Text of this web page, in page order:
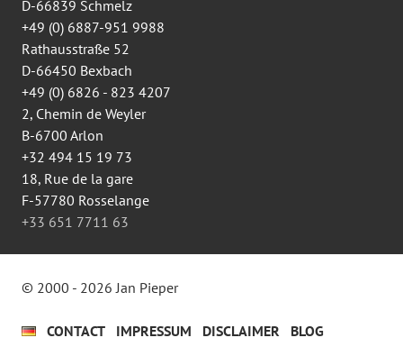
D-66839 Schmelz
+49 (0) 6887-951 9988
Rathausstraße 52
D-66450 Bexbach
+49 (0) 6826 - 823 4207
2, Chemin de Weyler
B-6700 Arlon
+32 494 15 19 73
18, Rue de la gare
F-57780 Rosselange
+33 651 7711 63
© 2000 - 2026 Jan Pieper
CONTACT IMPRESSUM DISCLAIMER BLOG